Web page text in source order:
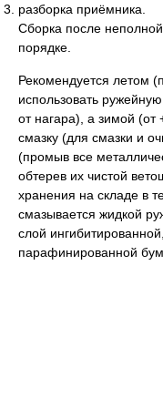
разборка приёмника.
Сборка после
порядке.
Рекомендуется летом
использовать
от нагара), а зимой (от
смазку (для смазки и
(промыв все
обтерев их чистой
хранения на складе в
смазывается жидкой
слой
парафинированной